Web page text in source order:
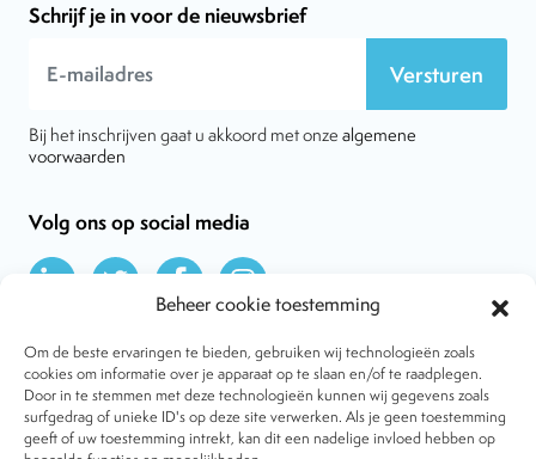
Beheer cookie toestemming
Om de beste ervaringen te bieden, gebruiken wij technologieën zoals
cookies om informatie over je apparaat op te slaan en/of te raadplegen.
Door in te stemmen met deze technologieën kunnen wij gegevens zoals
surfgedrag of unieke ID's op deze site verwerken. Als je geen toestemming
geeft of uw toestemming intrekt, kan dit een nadelige invloed hebben op
Schrijf je in voor de nieuwsbrief
Versturen
Bij het inschrijven gaat u akkoord met onze algemene
voorwaarden
Volg ons op social media
Over VtdK
Contact
Nieuws